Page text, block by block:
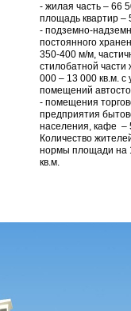
- жилая часть – 66
площадь квартир –
- подземно-
постоянного
350-400 м/м,
стилобатной части
000 – 13 000 кв.м. с
помещений
- помещения
предприятия
населения, кафе –
Количество
нормы площади на
кв.м.